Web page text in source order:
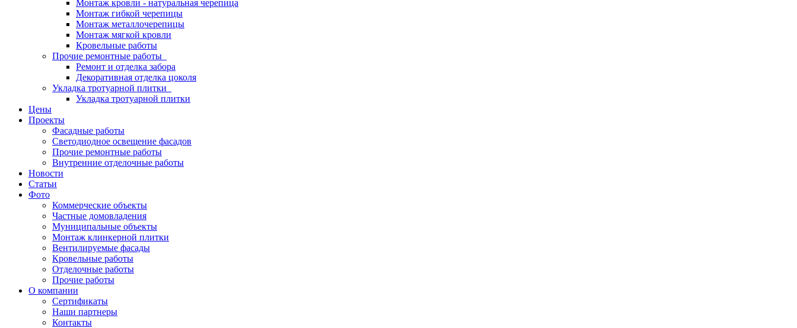
Монтаж кровли - натуральная черепица
Монтаж гибкой черепицы
Монтаж металлочерепицы
Монтаж мягкой кровли
Кровельные работы
Прочие ремонтные работы
Ремонт и отделка забора
Декоративная отделка цоколя
Укладка тротуарной плитки
Укладка тротуарной плитки
Цены
Проекты
Фасадные работы
Светодиодное освещение фасадов
Прочие ремонтные работы
Внутренние отделочные работы
Новости
Статьи
Фото
Коммерческие объекты
Частные домовладения
Муниципальные объекты
Монтаж клинкерной плитки
Вентилируемые фасады
Кровельные работы
Отделочные работы
Прочие работы
О компании
Сертификаты
Наши партнеры
Контакты